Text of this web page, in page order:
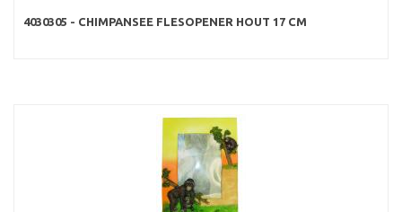
4030305 - CHIMPANSEE FLESOPENER HOUT 17 CM